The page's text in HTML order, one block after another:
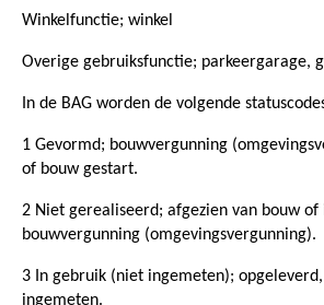
Winkelfunctie; winkel
Overige gebruiksfunctie; parkeergarage,
In de BAG worden de volgende
1 Gevormd; bouwvergunning
of bouw gestart.
2 Niet gerealiseerd; afgezien van bouw of
bouwvergunning (omgevingsvergunning).
3 In gebruik (niet ingemeten);
ingemeten.